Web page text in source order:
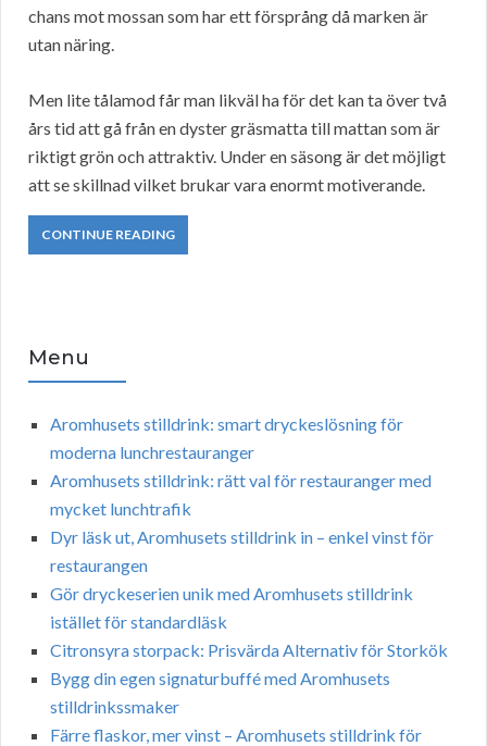
chans mot mossan som har ett försprång då marken är
utan näring.
Men lite tålamod får man likväl ha för det kan ta över två
års tid att gå från en dyster gräsmatta till mattan som är
riktigt grön och attraktiv. Under en säsong är det möjligt
att se skillnad vilket brukar vara enormt motiverande.
CONTINUE READING
Menu
Aromhusets stilldrink: smart dryckeslösning för
moderna lunchrestauranger
Aromhusets stilldrink: rätt val för restauranger med
mycket lunchtrafik
Dyr läsk ut, Aromhusets stilldrink in – enkel vinst för
restaurangen
Gör dryckeserien unik med Aromhusets stilldrink
istället för standardläsk
Citronsyra storpack: Prisvärda Alternativ för Storkök
Bygg din egen signaturbuffé med Aromhusets
stilldrinkssmaker
Färre flaskor, mer vinst – Aromhusets stilldrink för